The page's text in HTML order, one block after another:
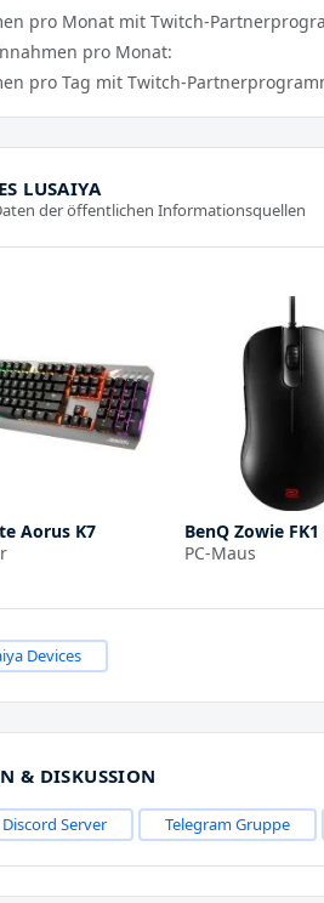
pro Monat mit Twitch-
pro Monat:
pro Tag mit Twitch-
LUSAIYA
der öffentlichen Informationsquellen
Aorus K7
BenQ Zowie FK1
PC-Maus
Devices
& DISKUSSION
Discord Server Telegram Gruppe